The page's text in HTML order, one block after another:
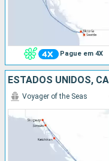
Pague em 4X
ESTADOS UNIDOS,
Voyager of the Seas